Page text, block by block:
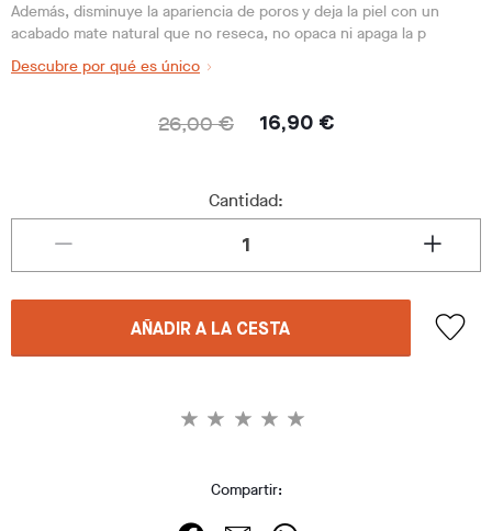
Además, disminuye la apariencia de poros y deja la piel con un
acabado mate natural que no reseca, no opaca ni apaga la p
Descubre por qué es único
26,00 € 16,90 €
Cantidad:
AÑADIR A LA CESTA
Compartir: